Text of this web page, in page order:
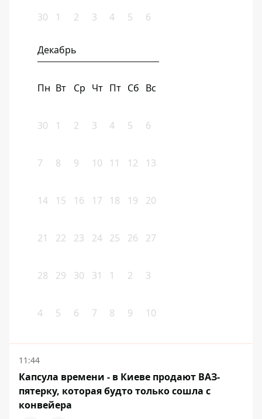
30 1 2 3 4 5 6
Декабрь
Пн Вт Ср Чт Пт Сб Вс
30 1 2 3 4 5 6
7 8 9 10 11 12 13
14 15 16 17 18 19 20
21 22 23 24 25 26 27
28 29 30 31 1 2 3
4 5 6 7 8 9 10
11:44
Капсула времени - в Киеве продают ВАЗ-
пятерку, которая будто только сошла с
конвейера